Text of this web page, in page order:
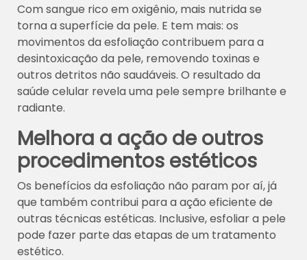
Com sangue rico em oxigênio, mais nutrida se
torna a superfície da pele. E tem mais: os
movimentos da esfoliação contribuem para a
desintoxicação da pele, removendo toxinas e
outros detritos não saudáveis. O resultado da
saúde celular revela uma pele sempre brilhante e
radiante.
Melhora a ação de outros
procedimentos estéticos
Os benefícios da esfoliação não param por aí, já
que também contribui para a ação eficiente de
outras técnicas estéticas. Inclusive, esfoliar a pele
pode fazer parte das etapas de um tratamento
estético.